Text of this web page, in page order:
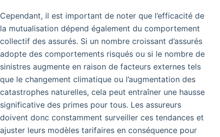
Cependant, il est important de noter que l’efficacité de
la mutualisation dépend également du comportement
collectif des assurés. Si un nombre croissant d’assurés
adopte des comportements risqués ou si le nombre de
sinistres augmente en raison de facteurs externes tels
que le changement climatique ou l’augmentation des
catastrophes naturelles, cela peut entraîner une hausse
significative des primes pour tous. Les assureurs
doivent donc constamment surveiller ces tendances et
ajuster leurs modèles tarifaires en conséquence pour